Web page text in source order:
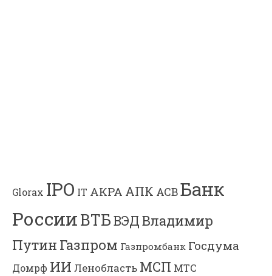
Glorax IPO IT АКРА АПК АСВБанк
РоссииВТБВЭДВладимир
Путин Газпром Газпромбанк Госдума
Домрф ИИ Ленобласть МСП МТС